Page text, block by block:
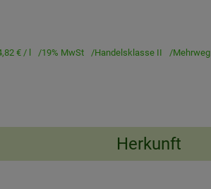
€/ l 19% MwSt Handelsklasse II Mehrweg
Herkunft